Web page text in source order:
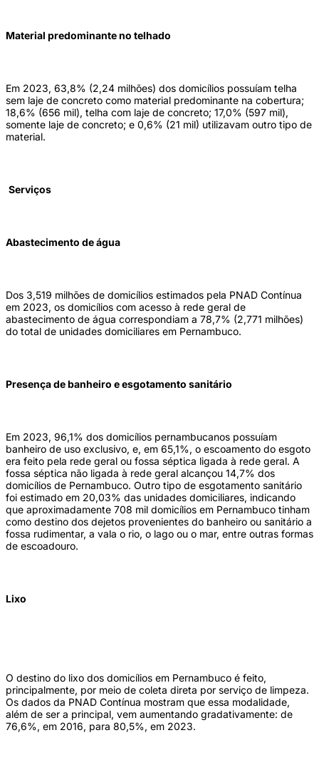
Material predominante no telhado
Em 2023, 63,8% (2,24 milhões) dos domicílios possuíam telha
sem laje de concreto como material predominante na cobertura;
18,6% (656 mil), telha com laje de concreto; 17,0% (597 mil),
somente laje de concreto; e 0,6% (21 mil) utilizavam outro tipo de
material.
Serviços
Abastecimento de água
Dos 3,519 milhões de domicílios estimados pela PNAD Contínua
em 2023, os domicílios com acesso à rede geral de
abastecimento de água correspondiam a 78,7% (2,771 milhões)
do total de unidades domiciliares em Pernambuco.
Presença de banheiro e esgotamento sanitário
Em 2023, 96,1% dos domicílios pernambucanos possuíam
banheiro de uso exclusivo, e, em 65,1%, o escoamento do esgoto
era feito pela rede geral ou fossa séptica ligada à rede geral. A
fossa séptica não ligada à rede geral alcançou 14,7% dos
domicílios de Pernambuco. Outro tipo de esgotamento sanitário
foi estimado em 20,03% das unidades domiciliares, indicando
que aproximadamente 708 mil domicílios em Pernambuco tinham
como destino dos dejetos provenientes do banheiro ou sanitário a
fossa rudimentar, a vala o rio, o lago ou o mar, entre outras formas
de escoadouro.
Lixo
O destino do lixo dos domicílios em Pernambuco é feito,
principalmente, por meio de coleta direta por serviço de limpeza.
Os dados da PNAD Contínua mostram que essa modalidade,
além de ser a principal, vem aumentando gradativamente: de
76,6%, em 2016, para 80,5%, em 2023.